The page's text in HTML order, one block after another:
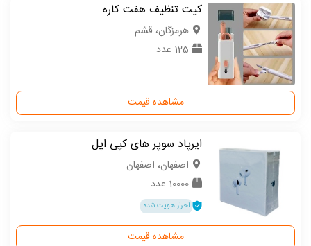
کیت تنظیف هفت کاره
هرمزگان، قشم
125 عدد
مشاهده قیمت
ایرپاد سوپر های کپی اپل
اصفهان، اصفهان
10000 عدد
احراز هویت شده
مشاهده قیمت